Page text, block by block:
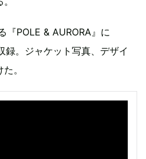
『POLE & AURORA』に
録。ジャケット写真、デザイ
。